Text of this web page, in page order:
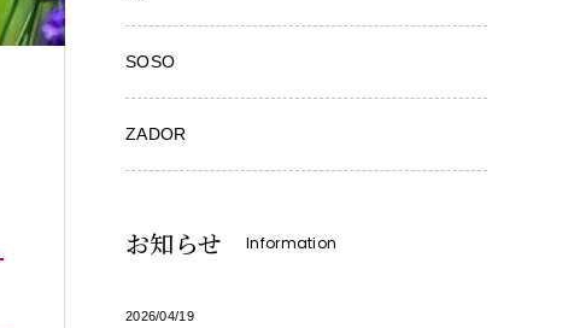
SOSO
ZADOR
お知らせ Information
2026/04/19